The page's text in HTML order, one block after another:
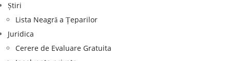
Știri
Lista Neagră a Țeparilor
Juridica
Cerere de Evaluare Gratuita